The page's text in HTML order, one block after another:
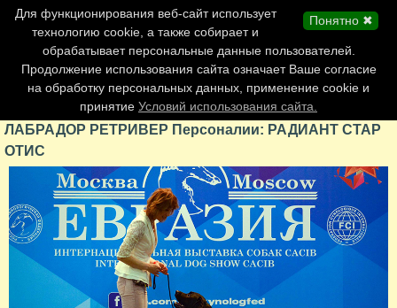
Главная страница
Обновления сайта
Контакты
Персоналии
Форум
ЛАБРАДОР РЕТРИВЕР Персоналии: РАДИАНТ СТАР
ОТИС
Понятно ✖
Для функционирования веб-сайт использует
технологию cookie, а также собирает и
обрабатывает персональные данные пользователей.
Продолжение использования сайта означает Ваше согласие
на обработку персональных данных, применение cookie и
принятие Условий использования сайта.